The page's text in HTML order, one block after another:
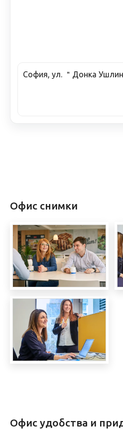
София, ул. ＂Донка
Офис снимки
Офис удобства и